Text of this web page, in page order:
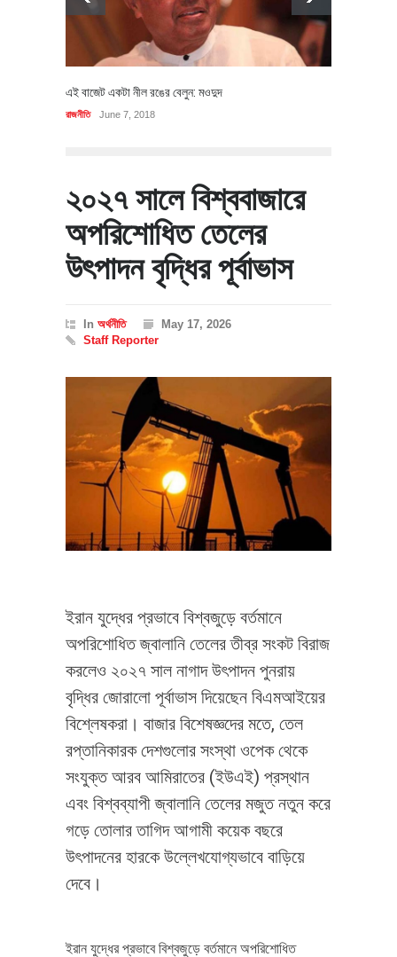
এই বাজেট একটা নীল রঙের বেলুন: মওদুদ
রাজনীতি June 7, 2018
২০২৭ সালে বিশ্ববাজারে
অপরিশোধিত তেলের
উৎপাদন বৃদ্ধির পূর্বাভাস
In অর্থনীতি
May 17, 2026
Staff Reporter
ইরান যুদ্ধের প্রভাবে বিশ্বজুড়ে বর্তমানে
অপরিশোধিত জ্বালানি তেলের তীব্র সংকট বিরাজ
করলেও ২০২৭ সাল নাগাদ উৎপাদন পুনরায়
বৃদ্ধির জোরালো পূর্বাভাস দিয়েছেন বিএমআইয়ের
বিশ্লেষকরা। বাজার বিশেষজ্ঞদের মতে, তেল
রপ্তানিকারক দেশগুলোর সংস্থা ওপেক থেকে
সংযুক্ত আরব আমিরাতের (ইউএই) প্রস্থান
এবং বিশ্বব্যাপী জ্বালানি তেলের মজুত নতুন করে
গড়ে তোলার তাগিদ আগামী কয়েক বছরে
উৎপাদনের হারকে উল্লেখযোগ্যভাবে বাড়িয়ে
দেবে।
ইরান যুদ্ধের প্রভাবে বিশ্বজুড়ে বর্তমানে অপরিশোধিত